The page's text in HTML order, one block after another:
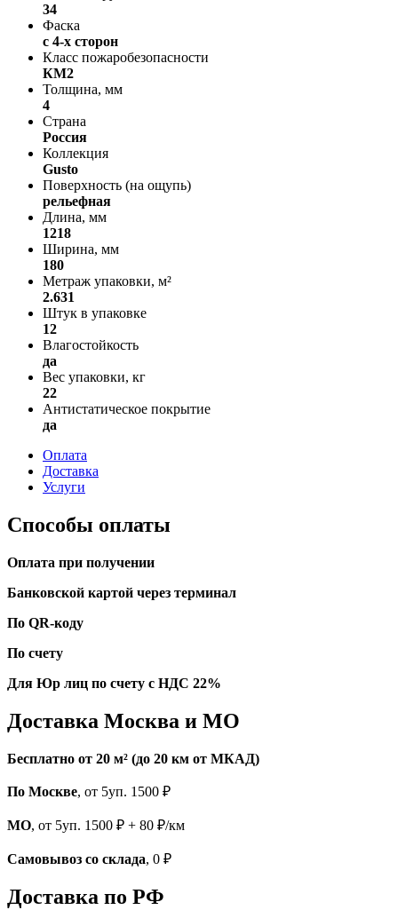
34
Фаска
с 4-х сторон
Класс пожаробезопасности
КМ2
Толщина, мм
4
Страна
Россия
Коллекция
Gusto
Поверхность (на ощупь)
рельефная
Длина, мм
1218
Ширина, мм
180
Метраж упаковки, м²
2.631
Штук в упаковке
12
Влагостойкость
да
Вес упаковки, кг
22
Антистатическое покрытие
да
Оплата
Доставка
Услуги
Способы оплаты
Оплата при получении
Банковской картой через терминал
По QR-коду
По счету
Для Юр лиц по счету с НДС 22%
Доставка Москва и МО
Бесплатно от 20 м² (до 20 км от МКАД)
По Москве, от 5уп. 1500 ₽
МО, от 5уп. 1500 ₽ + 80 ₽/км
Самовывоз со склада, 0 ₽
Доставка по РФ